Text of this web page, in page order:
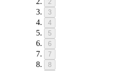
2
3
4
5
6
7
8